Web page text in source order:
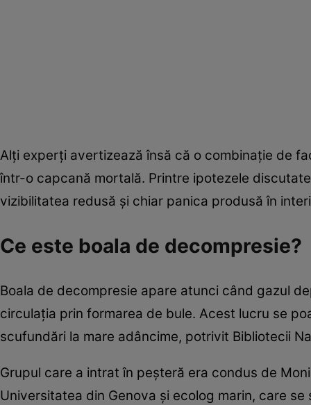
Alți experți avertizează însă că o combinație de
într-o capcană mortală. Printre ipotezele
vizibilitatea redusă și chiar panica produsă în
Ce este boala de decompresie?
Boala de decompresie apare atunci când gazul
circulația prin formarea de bule. Acest lucru se
scufundări la mare adâncime, potrivit Bibliotecii
Grupul care a intrat în peşteră era condus de
Universitatea din Genova şi ecolog marin, care